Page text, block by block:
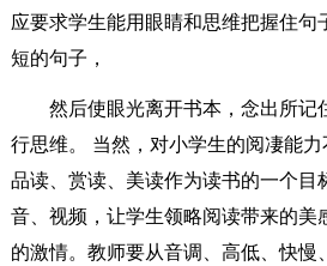
应要求学生能用眼睛和思维把握住句
短的句子，
然后使眼光离开书本，念出所记
行思维。 当然，对小学生的阅凄能
品读、赏读、美读作为读书的一个目
音、视频，让学生领略阅读带来的美
的激情。教师要从音调、高低、快慢